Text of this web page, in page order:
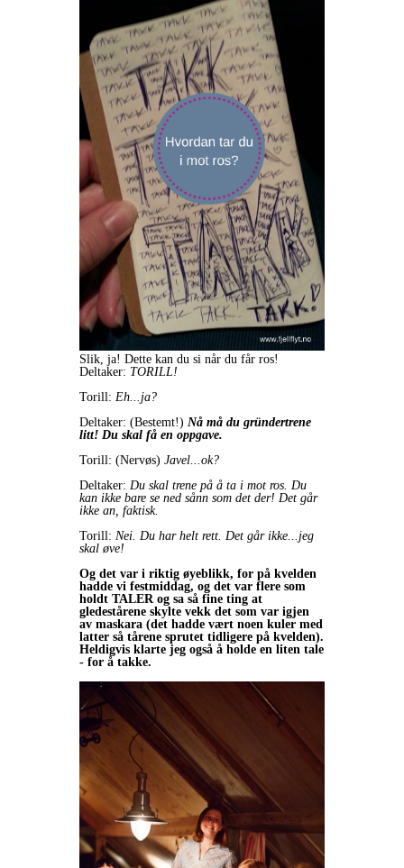
Slik, ja! Dette kan du si når du får ros!
Deltaker: TORILL!
Torill: Eh...ja?
Deltaker: (Bestemt!) Nå må du gründertrene
litt! Du skal få en oppgave.
Torill: (Nervøs) Javel...ok?
Deltaker: Du skal trene på å ta i mot ros. Du
kan ikke bare se ned sånn som det der! Det går
ikke an, faktisk.
Torill: Nei. Du har helt rett. Det går ikke...jeg
skal øve!
Og det var i riktig øyeblikk, for på kvelden
hadde vi festmiddag, og det var flere som
holdt TALER og sa så fine ting at
gledestårene skylte vekk det som var igjen
av maskara (det hadde vært noen kuler med
latter så tårene sprutet tidligere på kvelden).
Heldigvis klarte jeg også å holde en liten tale
- for å takke.